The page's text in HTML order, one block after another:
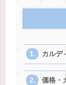
カルデ
価格・